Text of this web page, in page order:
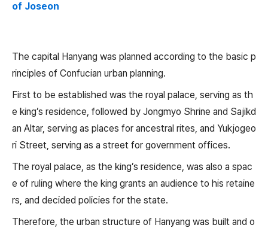
of Joseon
The capital Hanyang was planned according to the basic p
rinciples of Confucian urban planning.
First to be established was the royal palace, serving as th
e king’s residence, followed by Jongmyo Shrine and Sajikd
an Altar, serving as places for ancestral rites, and Yukjogeo
ri Street, serving as a street for government offices.
The royal palace, as the king’s residence, was also a spac
e of ruling where the king grants an audience to his retaine
rs, and decided policies for the state.
Therefore, the urban structure of Hanyang was built and o